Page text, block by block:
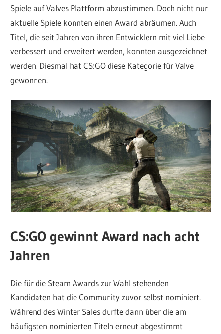
Spiele auf Valves Plattform abzustimmen. Doch nicht nur
aktuelle Spiele konnten einen Award abräumen. Auch
Titel, die seit Jahren von ihren Entwicklern mit viel Liebe
verbessert und erweitert werden, konnten ausgezeichnet
werden. Diesmal hat CS:GO diese Kategorie für Valve
gewonnen.
CS:GO gewinnt Award nach acht
Jahren
Die für die Steam Awards zur Wahl stehenden
Kandidaten hat die Community zuvor selbst nominiert.
Während des Winter Sales durfte dann über die am
häufigsten nominierten Titeln erneut abgestimmt